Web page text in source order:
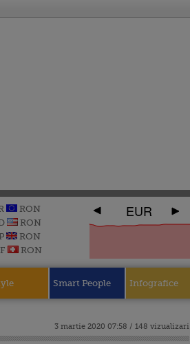
RON
RON
RON
RON
EUR
Smart People Infografice
3 martie 2020 07:58 / 148 vizualizari